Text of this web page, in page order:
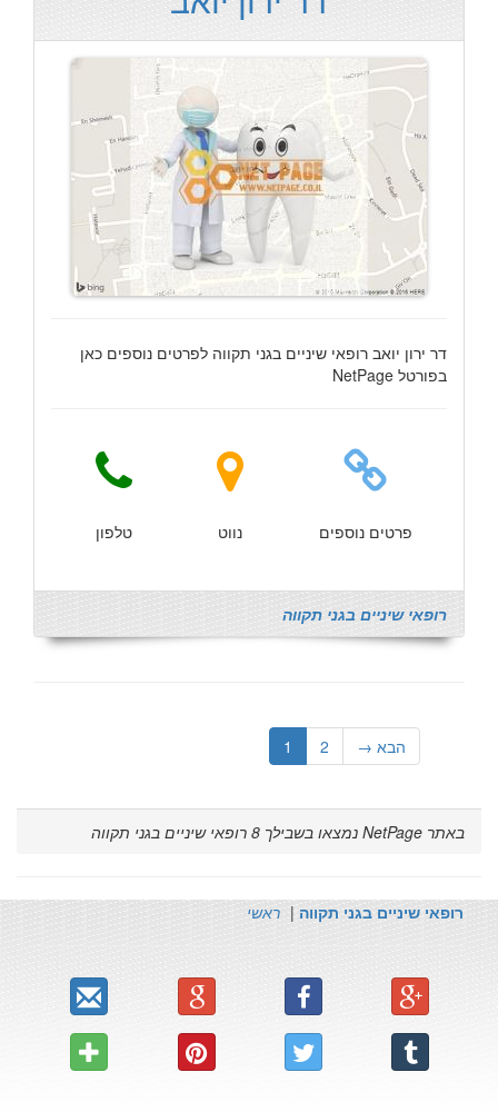
דר ירון יואב רופאי שיניים בגני תקווה לפרטים נוספים כאן
בפורטל NetPage
פרטים נוספים נווט טלפון
רופאי שיניים בגני תקווה
1 2 הבא →
באתר NetPage נמצאו בשבילך 8 רופאי שיניים בגני תקווה
רופאי שיניים בגני תקווה | ראשי